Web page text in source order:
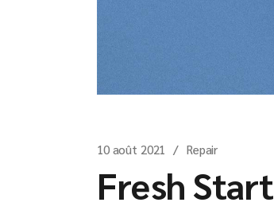
10 août 2021 Repair
Fresh Start